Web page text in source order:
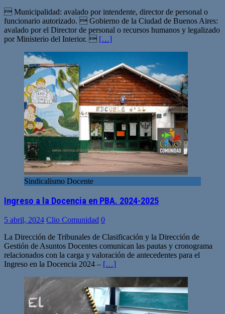
 Municipalidad: avalado por intendente, director de personal o
funcionario autorizado.  Gobierno de la Ciudad de Buenos Aires:
avalado por el Director de personal o recursos humanos y legalizado
por Ministerio del Interior.  […]
Sindicalismo Docente
Ingreso a la Docencia en PBA. 2024-2025
5 abril, 2024 Clio Comunidad 0
La Dirección de Tribunales de Clasificación y la Dirección de
Gestión de Asuntos Docentes comunican las pautas y cronograma
relacionados con la carga y valoración de antecedentes para el
Ingreso en la Docencia 2024 – […]